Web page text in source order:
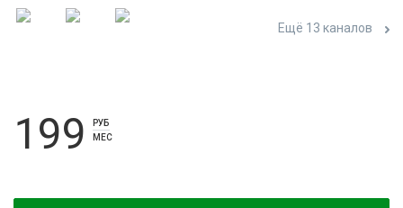
Ещё 13 каналов
199
РУБ
МЕС